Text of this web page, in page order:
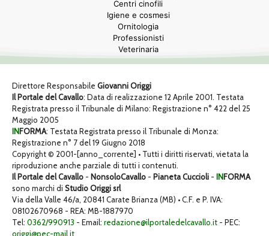
Centri cinofili
Igiene e cosmesi
Ornitologia
Professionisti
Veterinaria
Direttore Responsabile Giovanni Origgi
Il Portale del Cavallo: Data di realizzazione 12 Aprile 2001. Testata
Registrata presso il Tribunale di Milano: Registrazione n° 422 del 25
Maggio 2005
INFORMA: Testata Registrata presso il Tribunale di Monza:
Registrazione n° 7 del 19 Giugno 2018
Copyright © 2001-[anno_corrente] • Tutti i diritti riservati, vietata la
riproduzione anche parziale di tutti i contenuti.
Il Portale del Cavallo - NonsoloCavallo - Pianeta Cuccioli - INFORMA
sono marchi di Studio Origgi srl
Via della Valle 46/a, 20841 Carate Brianza (MB) • C.F. e P. IVA:
08102670968 - REA: MB-1887970
Tel: 0362/990913 - Email: redazione@ilportaledelcavallo.it - PEC:
origgi@pec-mail.it